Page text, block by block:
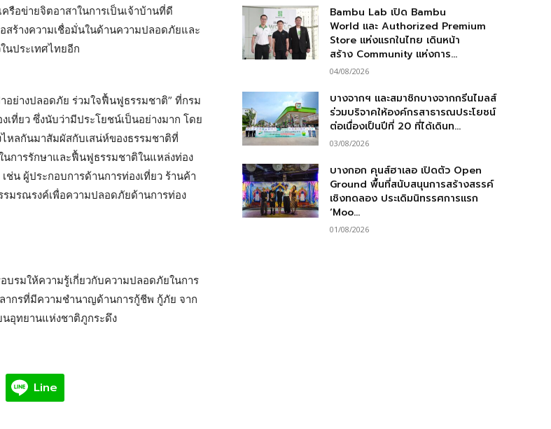
รือข่ายจิตอาสาในการเป็นเจ้าบ้านที่ดี
สร้างความเชื่อมั่นในด้านความปลอดภัยและ
นประเทศไทยอีก
อย่างปลอดภัย ร่วมใจฟื้นฟูธรรมชาติ” ที่กรม
ที่ยว ซึ่งนับว่ามีประโยชน์เป็นอย่างมาก โดย
ไหลกันมาสัมผัสกับเสน่ห์ของธรรมชาติที่
นการรักษาและฟื้นฟูธรรมชาติในแหล่งท่อง
ช่น ผู้ประกอบการด้านการท่องเที่ยว ร้านค้า
รมรณรงค์เพื่อความปลอดภัยด้านการท่อง
บรมให้ความรู้เกี่ยวกับความปลอดภัยในการ
ากรที่มีความชำนาญด้านการกู้ชีพ กู้ภัย จาก
นอุทยานแห่งชาติภูกระดึง
Line
Bambu Lab เปิด Bambu
World และ Authorized Premium
Store แห่งแรกในไทย เดินหน้า
สร้าง Community แห่งการ...
04/08/2026
บางจากฯ และสมาชิกบางจากกรีนไมลส์
ร่วมบริจาคให้องค์กรสาธารณประโยชน์
ต่อเนื่องเป็นปีที่ 20 ที่ได้เดินท...
03/08/2026
บางกอก คุนส์ฮาเลอ เปิดตัว Open
Ground พื้นที่สนับสนุนการสร้างสรรค์
เชิงทดลอง ประเดิมนิทรรศการแรก
‘Moo...
01/08/2026